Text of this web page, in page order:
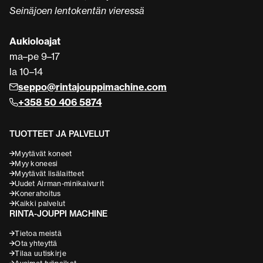
Seinäjoen lentokentän vieressä
Aukioloajat
ma–pe 9–17
la 10–14
seppo@rintajouppimachine.com
+358 50 406 5874
TUOTTEET JA PALVELUT
Myytävät koneet
Myy koneesi
Myytävät lisälaitteet
Uudet Airman-minikaivurit
Konerahoitus
Kaikki palvelut
RINTA-JOUPPI MACHINE
Tietoa meistä
Ota yhteyttä
Tilaa uutiskirje